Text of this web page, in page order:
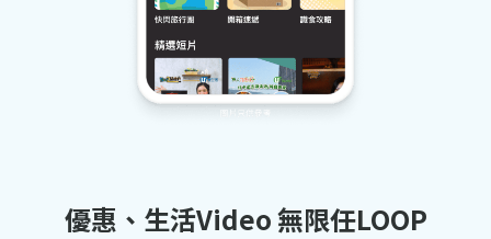
優惠、生活Video 無限任LOOP